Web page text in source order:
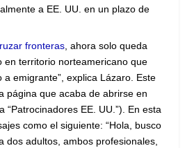
a EE. UU. en un plazo de
fronteras, ahora solo queda
en territorio norteamericano que
a emigrante”, explica Lázaro. Este
página que acaba de abrirse en
“Patrocinadores EE. UU.”). En esta
como el siguiente: “Hola, busco
dos adultos, ambos profesionales,